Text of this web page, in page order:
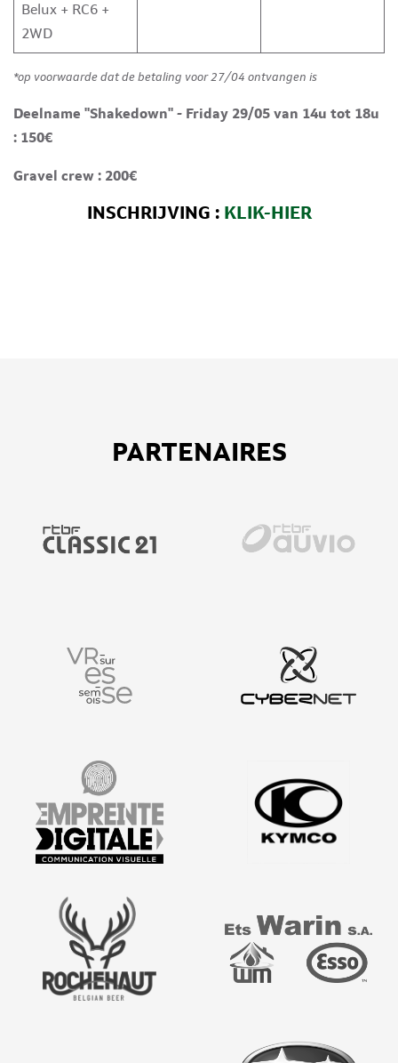
Belux + RC6 +
2WD
*op voorwaarde dat de betaling voor 27/04 ontvangen is
Deelname "Shakedown" - Friday 29/05 van 14u tot 18u
: 150€
Gravel crew : 200€
INSCHRIJVING : KLIK-HIER
PARTENAIRES